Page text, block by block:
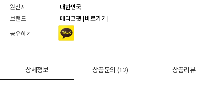
원산지
대한민국
브랜드
메디코펫 [바로가기]
공유하기
상세정보 상품문의(12) 상품리뷰